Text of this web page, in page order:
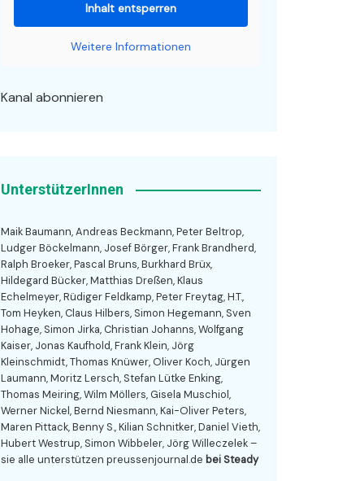
Inhalt entsperren
Weitere Informationen
Kanal abonnieren
UnterstützerInnen
Maik Baumann, Andreas Beckmann, Peter Beltrop,
Ludger Böckelmann, Josef Börger, Frank Brandherd,
Ralph Broeker, Pascal Bruns, Burkhard Brüx,
Hildegard Bücker, Matthias Dreßen, Klaus
Echelmeyer, Rüdiger Feldkamp, Peter Freytag, H.T.,
Tom Heyken, Claus Hilbers, Simon Hegemann, Sven
Hohage, Simon Jirka, Christian Johanns, Wolfgang
Kaiser, Jonas Kaufhold, Frank Klein, Jörg
Kleinschmidt, Thomas Knüwer, Oliver Koch, Jürgen
Laumann, Moritz Lersch, Stefan Lütke Enking,
Thomas Meiring, Wilm Möllers, Gisela Muschiol,
Werner Nickel, Bernd Niesmann, Kai-Oliver Peters,
Maren Pittack, Benny S., Kilian Schnitker, Daniel Vieth,
Hubert Westrup, Simon Wibbeler, Jörg Willeczelek –
sie alle unterstützen preussenjournal.de bei Steady